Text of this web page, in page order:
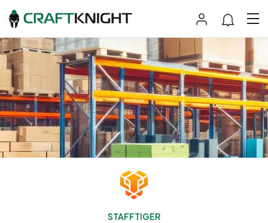
STAFFTIGER